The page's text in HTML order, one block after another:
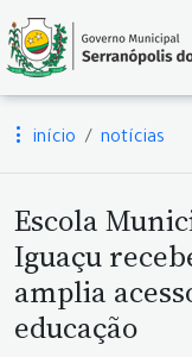
início notícias
Escola
Iguaçu
amplia
educação